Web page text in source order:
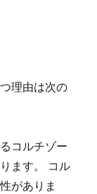
理由は次の
コルチゾー
ます。 コル
がありま